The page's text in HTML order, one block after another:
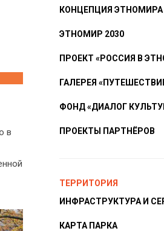
в
КОНЦЕПЦИЯ ЭТНОМИРА
ЭТНОМИР 2030
ПРОЕКТ «РОССИЯ В
ГАЛЕРЕЯ
ФОНД «ДИАЛОГ
ПРОЕКТЫ ПАРТНЁРОВ
ТЕРРИТОРИЯ
ИНФРАСТРУКТУРА И
КАРТА ПАРКА